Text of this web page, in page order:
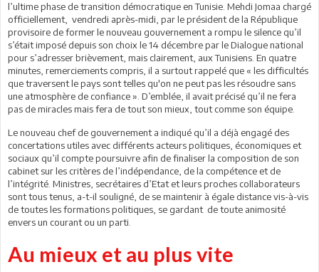
l’ultime phase de transition démocratique en Tunisie. Mehdi Jomaa chargé
officiellement, vendredi après-midi, par le président de la République
provisoire de former le nouveau gouvernement a rompu le silence qu’il
s’était imposé depuis son choix le 14 décembre par le Dialogue national
pour s’adresser brièvement, mais clairement, aux Tunisiens. En quatre
minutes, remerciements compris, il a surtout rappelé que « les difficultés
que traversent le pays sont telles qu'on ne peut pas les résoudre sans
une atmosphère de confiance ». D’emblée, il avait précisé qu’il ne fera
pas de miracles mais fera de tout son mieux, tout comme son équipe.
Le nouveau chef de gouvernement a indiqué qu’il a déjà engagé des
concertations utiles avec différents acteurs politiques, économiques et
sociaux qu’il compte poursuivre afin de finaliser la composition de son
cabinet sur les critères de l’indépendance, de la compétence et de
l’intégrité. Ministres, secrétaires d’Etat et leurs proches collaborateurs
sont tous tenus, a-t-il souligné, de se maintenir à égale distance vis-à-vis
de toutes les formations politiques, se gardant de toute animosité
envers un courant ou un parti.
Au mieux et au plus vite